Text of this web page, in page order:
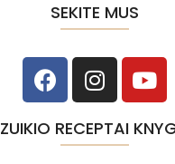
SEKITE MUS
ZUIKIO RECEPTAI